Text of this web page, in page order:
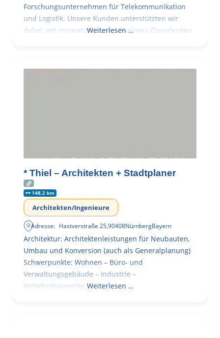
Forschungsunternehmen für Telekommunikation
und Logistik. Unsere Kunden unterstützten wir
dabei, mit Innovationen und Business-Querdenken
Weiterlesen …
* Thiel – Architekten + Stadtplaner
148.2 km
Architekten/Ingenieure
Adresse: Hastverstraße 25,90408NürnbergBayern
Architektur: Architektenleistungen für Neubauten,
Umbau und Konversion (auch als Generalplanung)
Schwerpunkte: Wohnen – Büro- und
Verwaltungsgebäude – Industrie –
Verkehrsbauwerke. Weiterlesen …